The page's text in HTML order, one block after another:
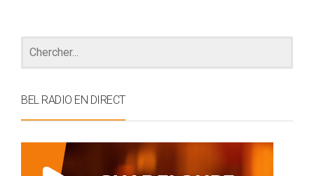
BEL RADIO EN DIRECT